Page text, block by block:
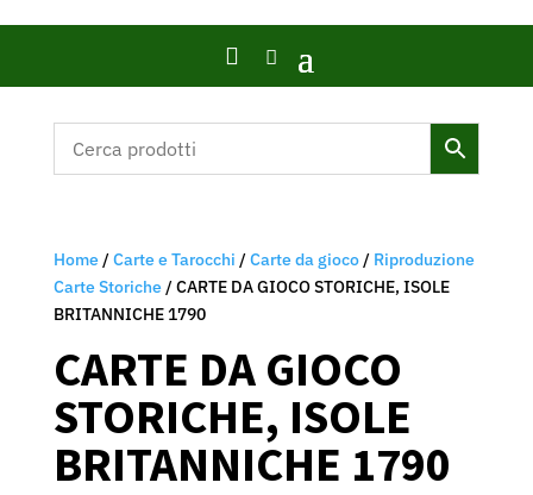

Home/Carte e Tarocchi /Carte da gioco/ Riproduzione
Carte Storiche/ CARTE DA GIOCO STORICHE, ISOLE
BRITANNICHE 1790
CARTE DA GIOCO
STORICHE, ISOLE
BRITANNICHE 1790